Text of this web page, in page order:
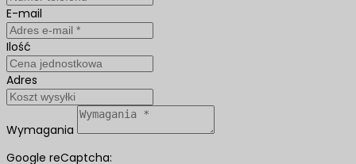
E-mail
Ilość
Adres
Wymagania
Google reCaptcha: